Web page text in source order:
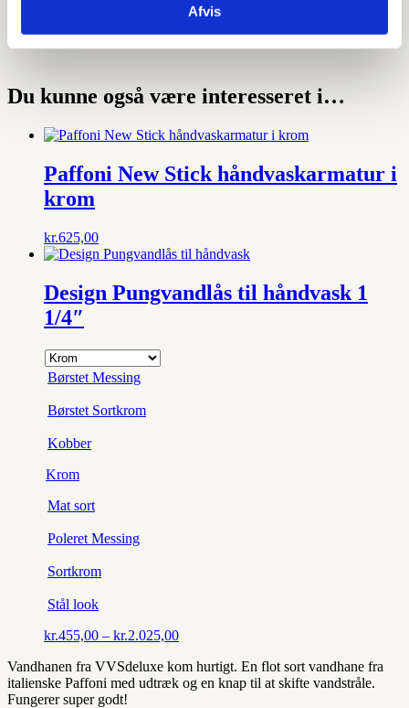
Afvis
Varenummer –
Du kunne også være interesseret i…
Paffoni New Stick håndvaskarmatur i
krom
kr.625,00
Design Pungvandlås til håndvask 1
1/4″
Børstet Messing
Børstet Sortkrom
Kobber
Krom
Mat sort
Poleret Messing
Sortkrom
Stål look
kr.455,00 – kr.2.025,00Prisinterval:
til
kr.2.025,00
Vandhanen fra VVSdeluxe kom hurtigt. En flot sort vandhane fra
italienske Paffoni med udtræk og en knap til at skifte vandstråle.
Fungerer super godt!